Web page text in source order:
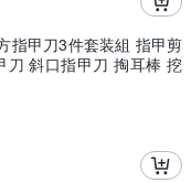
指甲刀3件套装組 指甲剪
刀 斜口指甲刀 掏耳棒 挖